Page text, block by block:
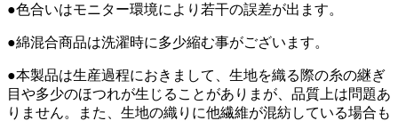
●色合いはモニター環境により若干の誤差が出ます。
●綿混合商品は洗濯時に多少縮む事がございます。
●本製品は生産過程におきまして、生地を織る際の糸の継ぎ
目や多少のほつれが生じることがありまが、品質上は問題あ
りません。また、生地の織りに他繊維が混紡している場合も